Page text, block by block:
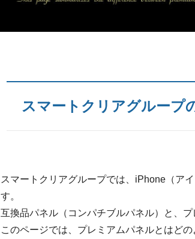
スマートクリアグループ
スマートクリアグループでは、iPhone（ア
す。
互換品パネル（コンパチブルパネル）と、
このページでは、プレミアムパネルとはど